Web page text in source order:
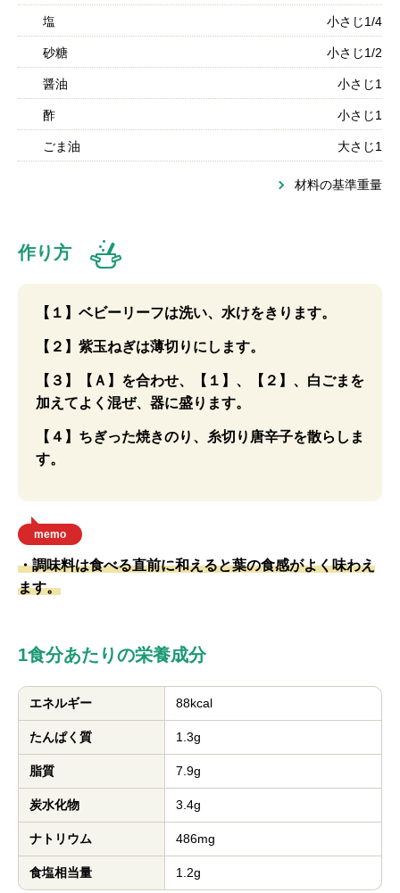
塩 小さじ1/4
砂糖 小さじ1/2
醤油 小さじ1
酢 小さじ1
ごま油 大さじ1
材料の基準重量
作り方
【１】ベビーリーフは洗い、水けをきります。
【２】紫玉ねぎは薄切りにします。
【３】【Ａ】を合わせ、【１】、【２】、白ごまを
加えてよく混ぜ、器に盛ります。
【４】ちぎった焼きのり、糸切り唐辛子を散らしま
す。
memo
・調味料は食べる直前に和えると葉の食感がよく味わえ
ます。
1食分あたりの栄養成分
エネルギー 88kcal
たんぱく質 1.3g
脂質 7.9g
炭水化物 3.4g
ナトリウム 486mg
食塩相当量 1.2g